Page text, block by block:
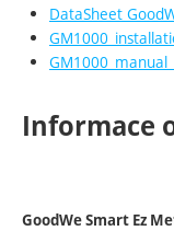
DataSheet
Informace
GoodWe Smart Ez